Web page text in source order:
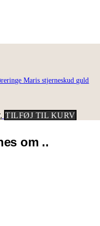
Den
er:
TILFØJ TIL KURV
om ..